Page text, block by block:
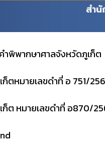
ำพิพากษาศาลจังหวัดภูเก็ต
ตหมายเลขดำที่ อ 751/
ต หมายเลขดำที่ อ870/